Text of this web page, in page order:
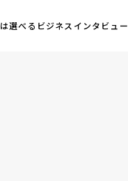
選べるビジネス インタビュー
選べるビジネス インタビュー